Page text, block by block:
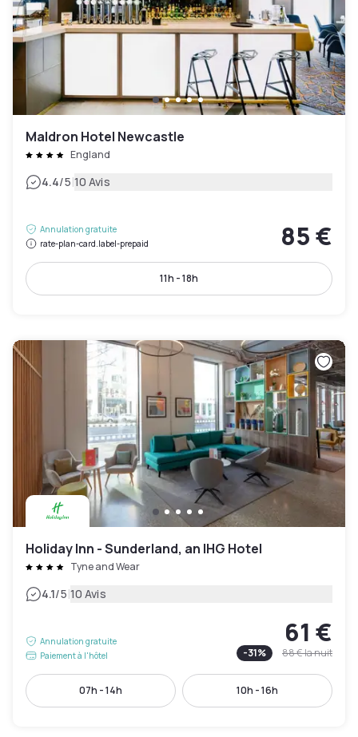
Maldron Hotel Newcastle
England
4.4/5|10 Avis
Annulation gratuite
rate-plan-card.label-prepaid
85 €
11h - 18h
Holiday Inn - Sunderland, an IHG Hotel
Tyne and Wear
4.1/5|10 Avis
Annulation gratuite
Paiement à l'hôtel
61 €
-31% 88 €la nuit
07h - 14h 10h - 16h